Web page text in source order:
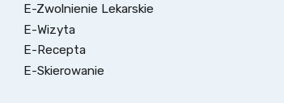
E-Zwolnienie Lekarskie
E-Wizyta
E-Recepta
E-Skierowanie